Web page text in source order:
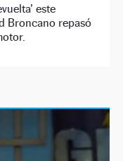
este
Broncano repasó